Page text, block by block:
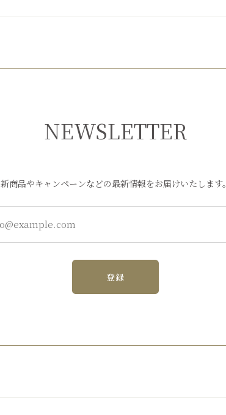
NEWSLETTER
新商品やキャンペーンなどの最新情報をお届けいたします。
登録